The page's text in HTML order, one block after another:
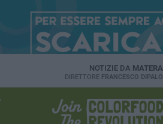
NOTIZIE DA MATERA
DIRETTORE FRANCESCO DIPALO